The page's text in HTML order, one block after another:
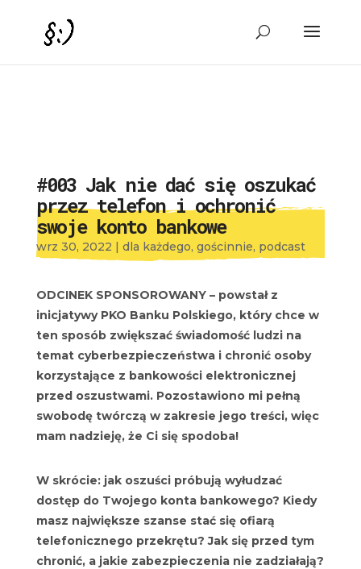
#003 Jak nie dać się oszukać
przez telefon i ochronić
swoje konto bankowe
wrz 30, 2022 | dla każdego, gościnnie, podcast
ODCINEK SPONSOROWANY – powstał z
inicjatywy PKO Banku Polskiego, który chce w
ten sposób zwiększać świadomość ludzi na
temat cyberbezpieczeństwa i chronić osoby
korzystające z bankowości elektronicznej
przed oszustwami. Pozostawiono mi pełną
swobodę twórczą w zakresie jego treści, więc
mam nadzieję, że Ci się spodoba!
W skrócie: jak oszuści próbują wyłudzać
dostęp do Twojego konta bankowego? Kiedy
masz największe szanse stać się ofiarą
telefonicznego przekrętu? Jak się przed tym
chronić, a jakie zabezpieczenia nie zadziałają?